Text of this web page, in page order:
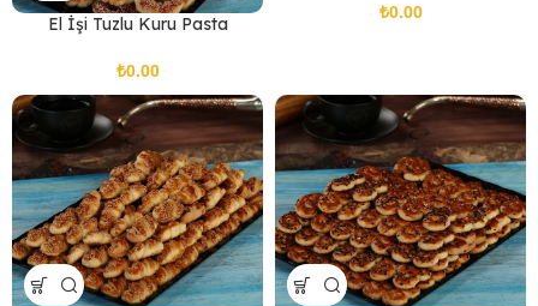
El İşi Tuzlu Kuru Pasta
₺
₺